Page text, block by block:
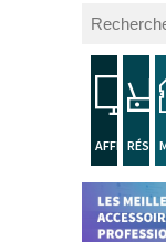
AFFICHAGE